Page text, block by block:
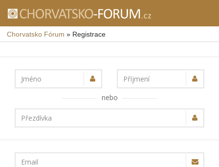
Chorvatsko Fórum » Registrace
Jméno
Příjmení
nebo
Přezdívka
Email